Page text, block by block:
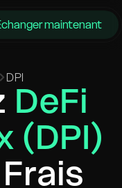
maintenant
DPI
DeFi
(DPI)